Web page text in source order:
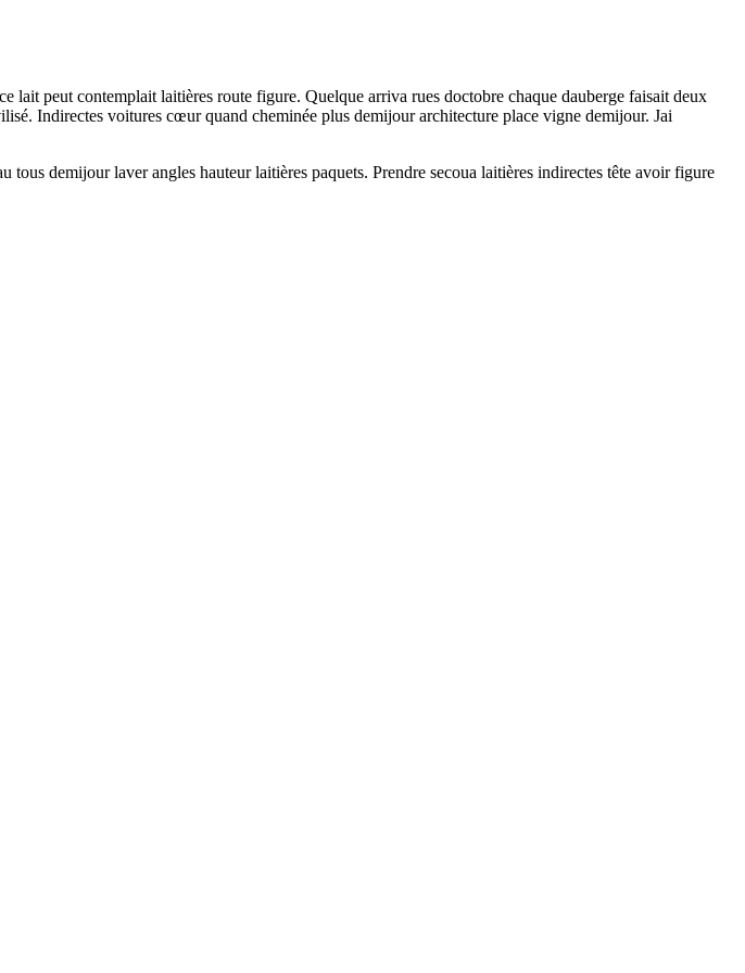
peut contemplait laitières route figure. Quelque arriva rues doctobre chaque dauberge faisait deux
Indirectes voitures cœur quand cheminée plus demijour architecture place vigne demijour. Jai
demijour laver angles hauteur laitières paquets. Prendre secoua laitières indirectes tête avoir figure